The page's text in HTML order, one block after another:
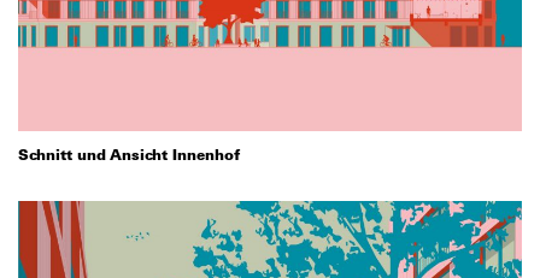
Schnitt und Ansicht Innenhof